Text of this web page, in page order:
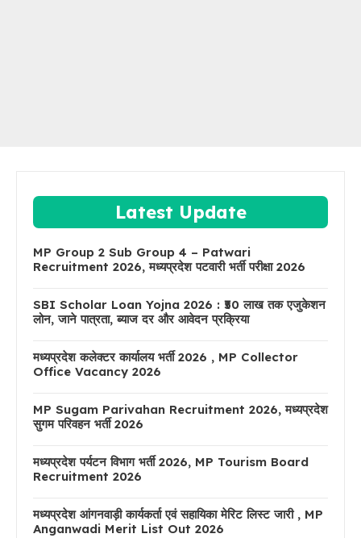
Latest Update
MP Group 2 Sub Group 4 – Patwari
Recruitment 2026, मध्यप्रदेश पटवारी भर्ती परीक्षा 2026
SBI Scholar Loan Yojna 2026 : ₹50 लाख तक एजुकेशन
लोन, जाने पात्रता, ब्याज दर और आवेदन प्रक्रिया
मध्यप्रदेश कलेक्टर कार्यालय भर्ती 2026 , MP Collector
Office Vacancy 2026
MP Sugam Parivahan Recruitment 2026, मध्यप्रदेश
सुगम परिवहन भर्ती 2026
मध्यप्रदेश पर्यटन विभाग भर्ती 2026, MP Tourism Board
Recruitment 2026
मध्यप्रदेश आंगनवाड़ी कार्यकर्ता एवं सहायिका मेरिट लिस्ट जारी , MP
Anganwadi Merit List Out 2026